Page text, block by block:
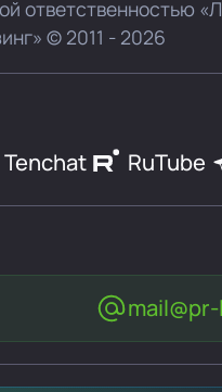
ответственностью
© 2011 - 2026
Tenchat RuTube